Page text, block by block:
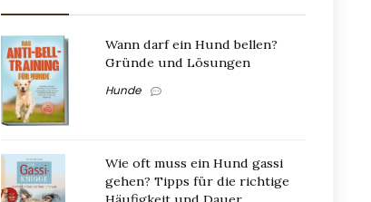
Wann darf ein Hund bellen?
Gründe und Lösungen
Hunde
Wie oft muss ein Hund gassi
gehen? Tipps für die richtige